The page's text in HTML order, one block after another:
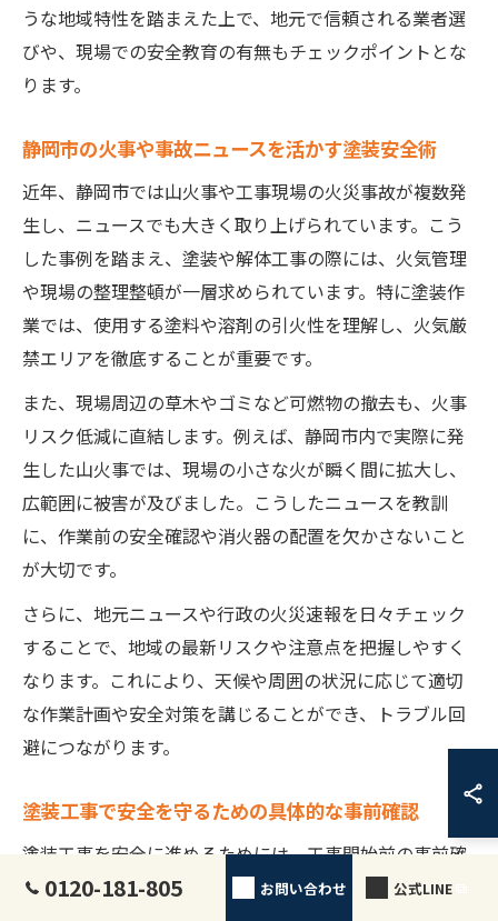
うな地域特性を踏まえた上で、地元で信頼される業者選
びや、現場での安全教育の有無もチェックポイントとな
ります。
静岡市の火事や事故ニュースを活かす塗装安全術
近年、静岡市では山火事や工事現場の火災事故が複数発
生し、ニュースでも大きく取り上げられています。こう
した事例を踏まえ、塗装や解体工事の際には、火気管理
や現場の整理整頓が一層求められています。特に塗装作
業では、使用する塗料や溶剤の引火性を理解し、火気厳
禁エリアを徹底することが重要です。
また、現場周辺の草木やゴミなど可燃物の撤去も、火事
リスク低減に直結します。例えば、静岡市内で実際に発
生した山火事では、現場の小さな火が瞬く間に拡大し、
広範囲に被害が及びました。こうしたニュースを教訓
に、作業前の安全確認や消火器の配置を欠かさないこと
が大切です。
さらに、地元ニュースや行政の火災速報を日々チェック
することで、地域の最新リスクや注意点を把握しやすく
なります。これにより、天候や周囲の状況に応じて適切
な作業計画や安全対策を講じることができ、トラブル回
避につながります。
塗装工事で安全を守るための具体的な事前確認
塗装工事を安全に進めるためには、工事開始前の事前確
認が最も重要です。まず、現場の周辺環境や通行人、隣
0120-181-805 お問い合わせ 公式LINE